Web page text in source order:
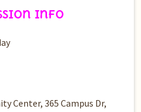
Info
Center,365 Campus Dr,